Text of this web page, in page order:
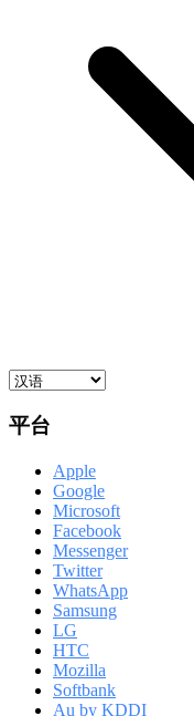
平台
Apple
Google
Microsoft
Facebook
Messenger
Twitter
WhatsApp
Samsung
LG
HTC
Mozilla
Softbank
Au by KDDI